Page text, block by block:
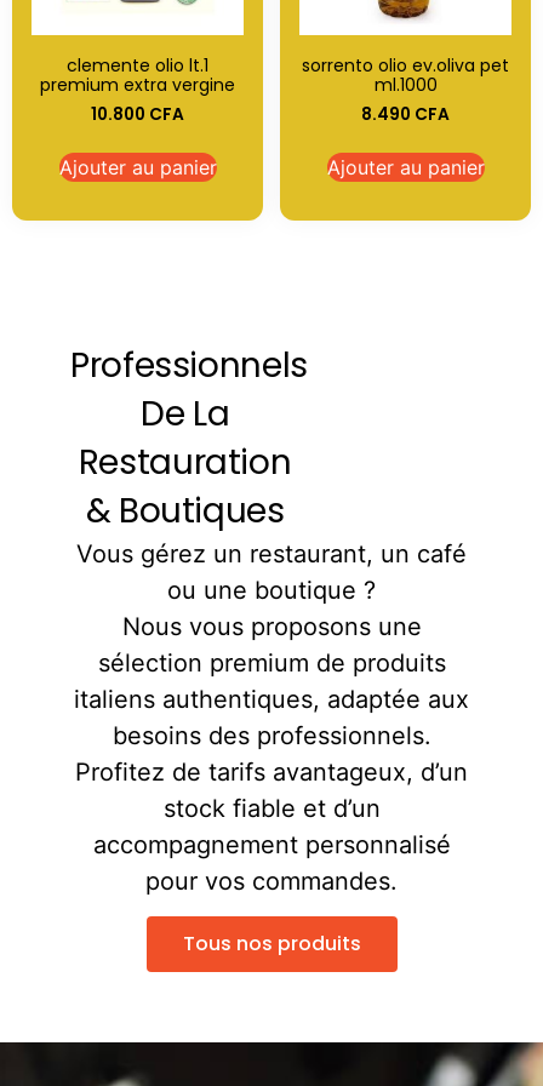
clemente olio lt.1
premium extra vergine
10.800 CFA
Ajouter au panier
sorrento olio ev.oliva pet
ml.1000
8.490 CFA
Ajouter au panier
Professionnels
De La
Restauration
& Boutiques
Vous gérez un restaurant, un café
ou une boutique ?
Nous vous proposons une
sélection premium de produits
italiens authentiques, adaptée aux
besoins des professionnels.
Profitez de tarifs avantageux, d’un
stock fiable et d’un
accompagnement personnalisé
pour vos commandes.
Tous nos produits